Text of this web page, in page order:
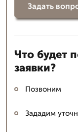
Задать
Что будет
заявки?
Позвоним
Зададим